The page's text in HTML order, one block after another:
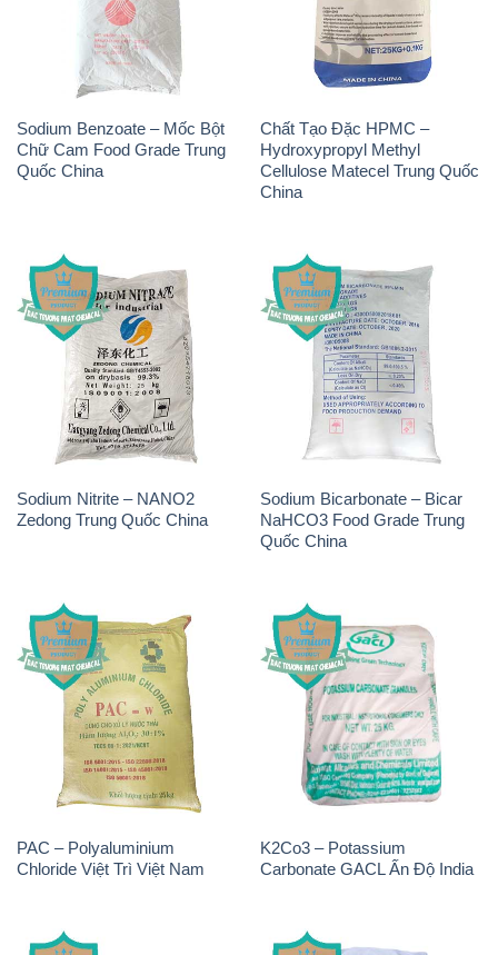
Sodium Benzoate – Mốc Bột
Chữ Cam Food Grade Trung
Quốc China
Chất Tạo Đặc HPMC –
Hydroxypropyl Methyl
Cellulose Matecel Trung Quốc
China
Sodium Nitrite – NANO2
Zedong Trung Quốc China
Sodium Bicarbonate – Bicar
NaHCO3 Food Grade Trung
Quốc China
PAC – Polyaluminium
Chloride Việt Trì Việt Nam
K2Co3 – Potassium
Carbonate GACL Ấn Độ India